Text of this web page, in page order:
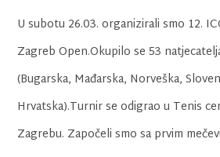
U subotu 26.03. organizirali smo 12.
Zagreb Open.Okupilo se 53
(Bugarska, Mađarska, Norveška,
Hrvatska).Turnir se odigrao u Tenis
Zagrebu. Započeli smo sa prvim